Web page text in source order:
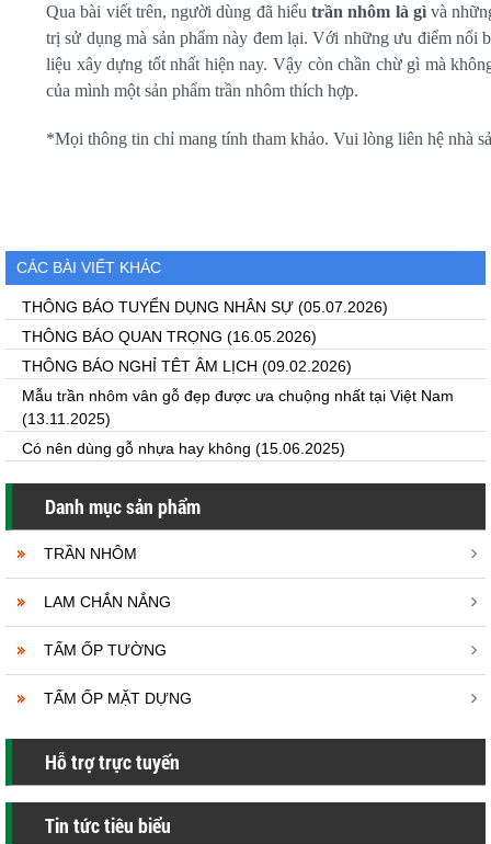
Qua bài viết trên, người dùng đã hiểutrần nhôm là gìvà
trị sử dụng mà sản phẩm này đem lại. Với những ưu điểm nổi
liệu xây dựng tốt nhất hiện nay. Vậy còn chần chừ gì mà
của mình một sản phẩm trần nhôm thích hợp.
*Mọi thông tin chỉ mang tính tham khảo. Vui lòng liên hệ nhà
CÁC BÀI VIẾT KHÁC
THÔNG BÁO TUYỂN DỤNG NHÂN SỰ (05.07.2026)
THÔNG BÁO QUAN TRỌNG (16.05.2026)
THÔNG BÁO NGHỈ TÊT ÂM LỊCH (09.02.2026)
Mẫu trần nhôm vân gỗ đẹp được ưa chuộng nhất tại Việt Nam
(13.11.2025)
Có nên dùng gỗ nhựa hay không (15.06.2025)
Danh mục sản phẩm
TRẦN NHÔM
LAM CHẮN NẮNG
TẤM ỐP TƯỜNG
TẤM ỐP MẶT DỰNG
Hỗ trợ trực tuyến
Tin tức tiêu biểu